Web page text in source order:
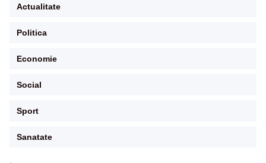
Actualitate
Politica
Economie
Social
Sport
Sanatate